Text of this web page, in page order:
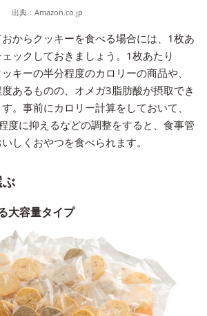
出典： Amazon.co.jp
からクッキーを食べる場合には、1枚あ
ックしておきましょう。1枚あたり
キーの半分程度のカロリーの商品や、
あるものの、オメガ3脂肪酸が摂取でき
。事前にカロリー計算をしておいて、
度に抑えるなどの調整をすると、食事管
しくおやつを食べられます。
大容量タイプ